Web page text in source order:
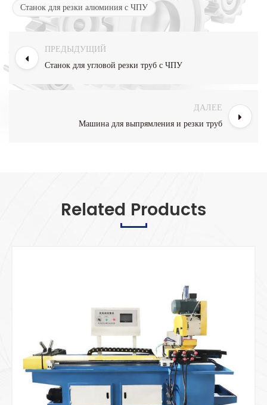
Станок для резки алюминия с ЧПУ
ПРЕДЫДУЩИЙ
Станок для угловой резки труб с ЧПУ
ДАЛЕЕ
Машина для выпрямления и резки труб
Related Products